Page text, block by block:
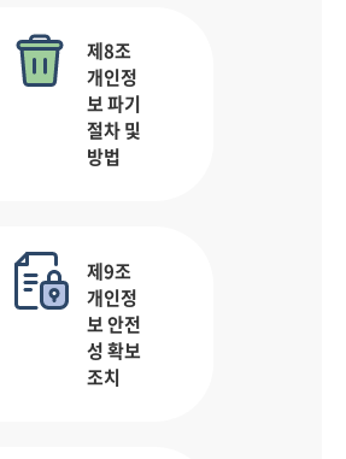
제8조
개인정
보 파기
절차 및
방법
제9조
개인정
보 안전
성 확보
조치